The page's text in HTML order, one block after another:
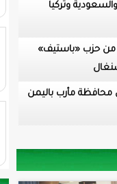
وتركيا
من حزب «باستيف»